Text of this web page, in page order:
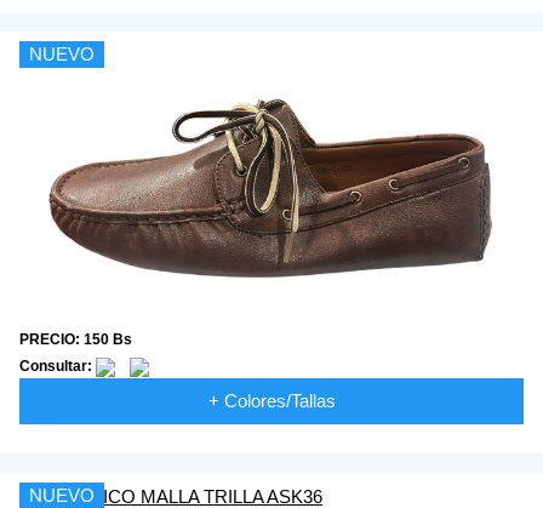
NUEVO
PRECIO: 150 Bs
Consultar:
+ Colores/Tallas
NUEVO